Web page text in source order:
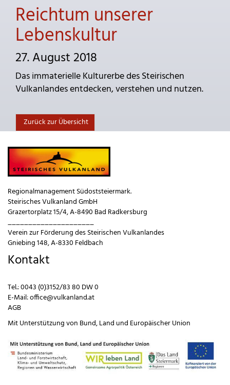
Reichtum unserer
Lebenskultur
27. August 2018
Das immaterielle Kulturerbe des Steirischen
Vulkanlandes entdecken, verstehen und nutzen.
Zurück zur Übersicht
Regionalmanagement Südoststeiermark.
Steirisches Vulkanland GmbH
Grazertorplatz 15/4, A-8490 Bad Radkersburg
_____________________
Verein zur Förderung des Steirischen Vulkanlandes
Gniebing 148, A-8330 Feldbach
Kontakt
Tel.:0043 (0)3152/83 80 DW 0
E-Mail:office@vulkanland.at
AGB
Mit Unterstützung von Bund,Land und Europäischer Union